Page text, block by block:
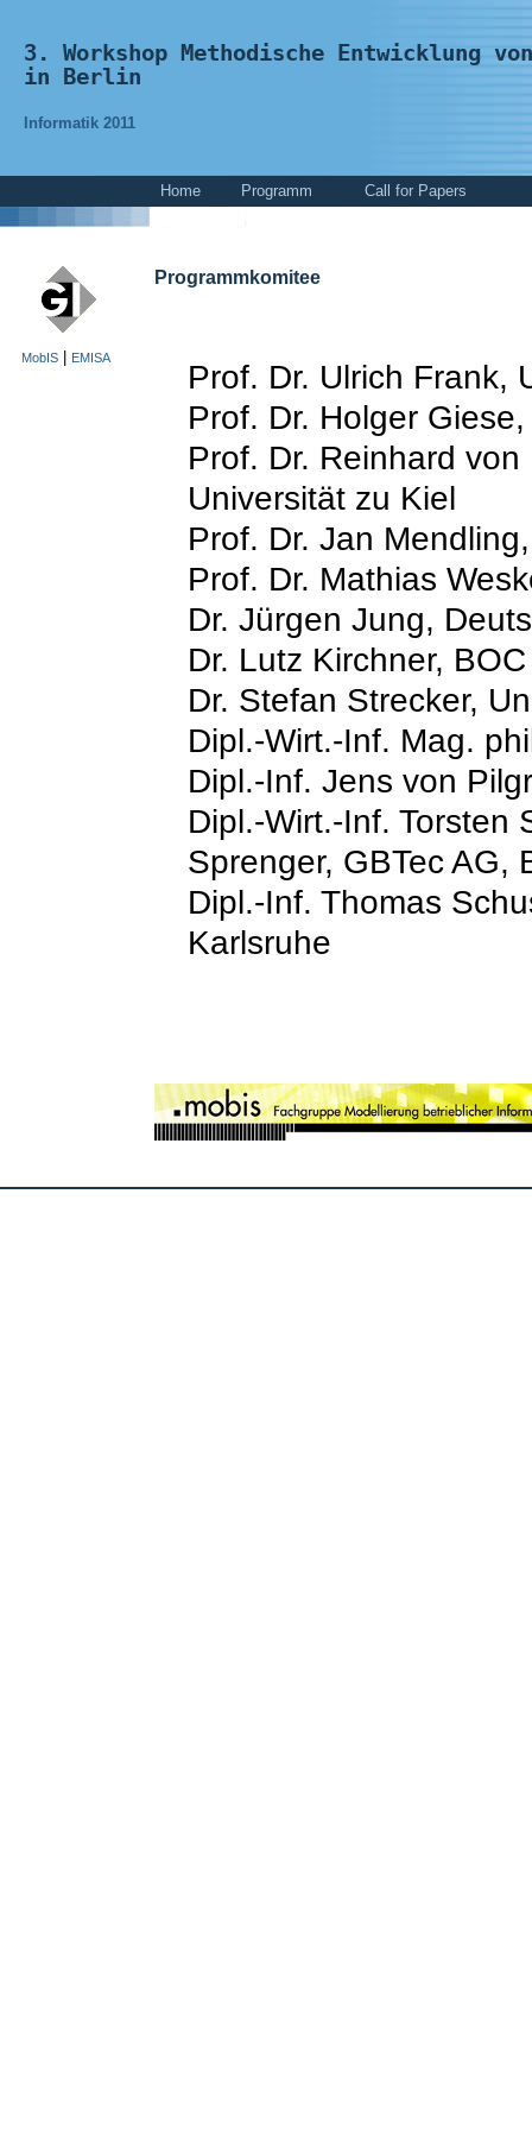
3. Workshop Methodische Entwicklung
in Berlin
Informatik 2011
Home Programm Call for Papers
MobIS| EMISA
Programmkomitee
Prof. Dr. Ulrich Frank,
Prof. Dr. Holger
Prof. Dr. Reinhard
Universität zu Kiel
Prof. Dr. Jan
Prof. Dr. Mathias
Dr. Jürgen Jung,
Dr. Lutz Kirchner,
Dr. Stefan Strecker,
Dipl.-Wirt.-Inf. Mag.
Dipl.-Inf. Jens von
Dipl.-Wirt.-Inf. Torsten
Sprenger, GBTec AG,
Dipl.-Inf. Thomas
Karlsruhe